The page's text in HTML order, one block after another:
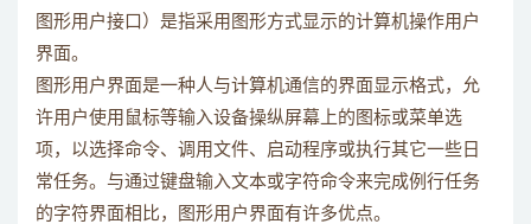
图形用户接口）是指采用图形方式显示的计算机操作用户
界面。
图形用户界面是一种人与计算机通信的界面显示格式，允
许用户使用鼠标等输入设备操纵屏幕上的图标或菜单选
项，以选择命令、调用文件、启动程序或执行其它一些日
常任务。与通过键盘输入文本或字符命令来完成例行任务
的字符界面相比，图形用户界面有许多优点。